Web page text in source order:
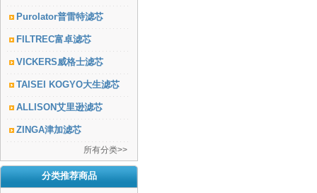
Purolator普雷特滤芯
FILTREC富卓滤芯
VICKERS威格士滤芯
TAISEI KOGYO大生滤芯
ALLISON艾里逊滤芯
ZINGA津加滤芯
所有分类>>
分类推荐商品